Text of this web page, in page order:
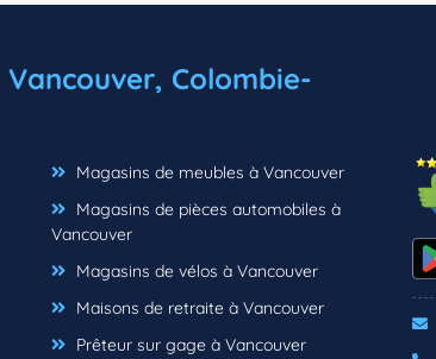
Vancouver, Colombie-
Magasins de meubles à Vancouver
Magasins de pièces automobiles à
Vancouver
Magasins de vélos à Vancouver
Maisons de retraite à Vancouver
Prêteur sur gage à Vancouver